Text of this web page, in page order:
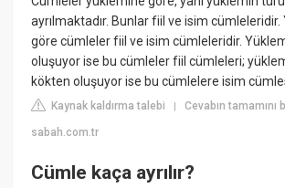
ayrılmaktadır. Bunlar fiil ve isim
göre cümleler fiil ve isim cümleleridir.
oluşuyor ise bu cümleler fiil cümleleri;
kökten oluşuyor ise bu cümlelere isim
Kaynak kaldırma talebi |Cevabın tamamını
sabah.com.tr
Cümle kaça ayrılır?